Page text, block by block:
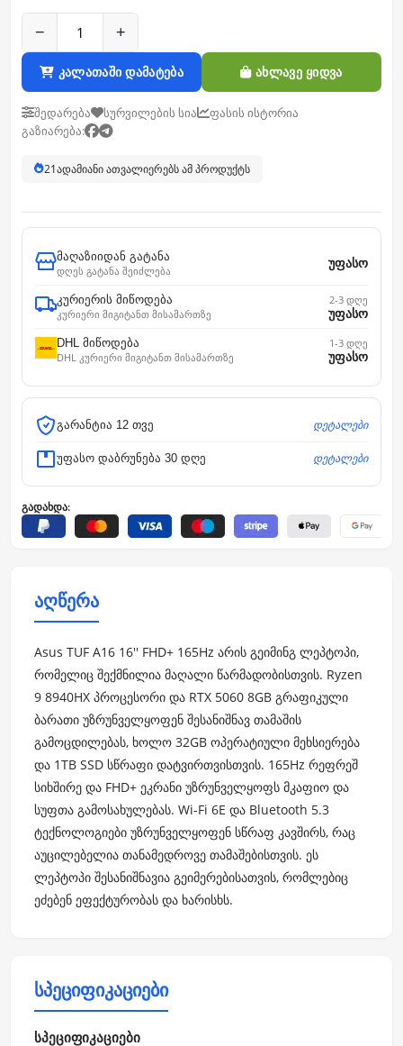
− +
კალათაში დამატება ახლავე ყიდვა
შედარება სურვილების სია
ფასის ისტორია
გაზიარება:
21ადამიანი ათვალიერებს ამ პროდუქტს
მაღაზიიდან გატანა
დღეს გატანა შეიძლება
უფასო
კურიერის მიწოდება
კურიერი მიგიტანთ მისამართზე
2-3 დღე
უფასო
DHL მიწოდება
DHL კურიერი მიგიტანთ მისამართზე
1-3 დღე
უფასო
გარანტია 12 თვე დეტალები
უფასო დაბრუნება 30 დღე დეტალები
გადახდა:
აღწერა
Asus TUF A16 16'' FHD+ 165Hz არის გეიმინგ ლეპტოპი,
რომელიც შექმნილია მაღალი წარმადობისთვის. Ryzen
9 8940HX პროცესორი და RTX 5060 8GB გრაფიკული
ბარათი უზრუნველყოფენ შესანიშნავ თამაშის
გამოცდილებას, ხოლო 32GB ოპერატიული მეხსიერება
და 1TB SSD სწრაფი დატვირთვისთვის. 165Hz რეფრეშ
სიხშირე და FHD+ ეკრანი უზრუნველყოფს მკაფიო და
სუფთა გამოსახულებას. Wi-Fi 6E და Bluetooth 5.3
ტექნოლოგიები უზრუნველყოფენ სწრაფ კავშირს, რაც
აუცილებელია თანამედროვე თამაშებისთვის. ეს
ლეპტოპი შესანიშნავია გეიმერებისათვის, რომლებიც
ეძებენ ეფექტურობას და ხარისხს.
სპეციფიკაციები
სპეციფიკაციები